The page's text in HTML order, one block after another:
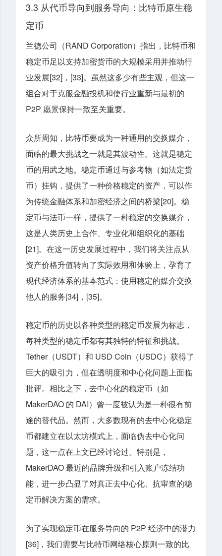
3.3 从代币导向到服务导向：比特币原生稳
定币
兰德公司（RAND Corporation）指出，比特币和
稳定币足以支持加密货币的大规模采用并推动行
业发展[32]，[33]。虽然这多少有些主观，但这一
组合对于克服金融投机和使行业重新与最初的
P2P 愿景保持一致至关重要。
众所周知，比特币要成为一种通用的交换媒介，
面临的最大挑战之一就是其波动性。这就是稳定
币的用武之地。稳定币通过与参考物（如法定货
币）挂钩，提供了一种价格稳定的资产，可以作
为传统金融体系和加密经济之间的桥梁[20]。稳
定币与法币一样，提供了一种稳定的交换媒介，
这是人类历史上合作、专业化和组织化的基础
[21]。在这一历史发展过程中，我们将关注点从
资产价格升值转向了实际效用和体验上，孕育了
现代经济体系的基本范式：使用稳定的媒介交换
他人的服务[34]，[35]。
稳定币的历史以各种类型的稳定币发展为标志，
每种类型的稳定币都有其独特的特征和挑战。
Tether（USDT）和 USD Coin（USDC）获得了
巨大的吸引力，但在透明度和中心化问题上面临
批评。相比之下，去中心化的稳定币（如
MakerDAO 的 DAI）曾一度被认为是一种很有前
途的替代品。然而，大多数现有的去中心化稳定
币都建立在以太坊模式上，面临伪去中心化问
题，这一点在上文已经讨论过。特别是，
MakerDAO 最近的品牌升级和引入账户冻结功
能，进一步凸显了对真正去中心化、抗审查的稳
定币解决方案的需求。
为了实现稳定币在服务导向的 P2P 经济中的潜力
[36]，我们需要与比特币网络核心原则一致的比